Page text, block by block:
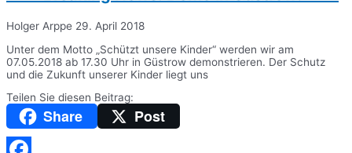
Holger Arppe 29. April 2018
Unter dem Motto „Schützt unsere Kinder“ werden wir am
07.05.2018 ab 17.30 Uhr in Güstrow demonstrieren. Der Schutz
und die Zukunft unserer Kinder liegt uns
Teilen Sie diesen Beitrag:
Share Post